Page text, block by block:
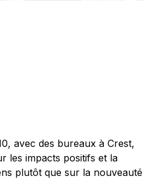
avec des bureaux à Crest,
les impacts positifs et la
plutôt que sur la nouveauté